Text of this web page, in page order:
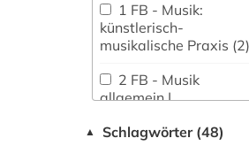
1 FB - Musik:
künstlerisch-
musikalische Praxis (2)
2 FB - Musik
allgemein |
-theorie (11)
▲ Schlagwörter (48)